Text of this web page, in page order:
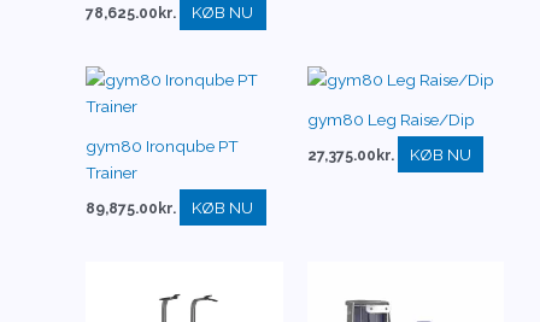
78,625.00 kr. KØB NU
gym80 Ironqube PT
Trainer
89,875.00 kr. KØB NU
gym80 Leg Raise/Dip
27,375.00 kr. KØB NU